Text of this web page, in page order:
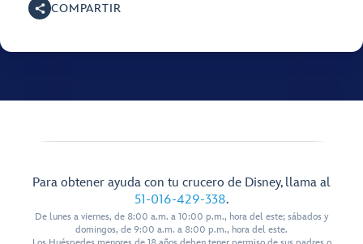
COMPARTIR
Para obtener ayuda con tu crucero de Disney, llama al
51-016-429-338.
De lunes a viernes, de 8:00 a.m. a 10:00 p.m., hora del este; sábados y
domingos, de 9:00 a.m. a 8:00 p.m., hora del este.